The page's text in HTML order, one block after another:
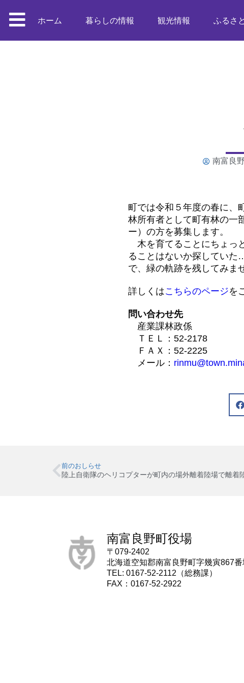
ホーム 暮らしの情報 観光情報 ふるさ
南富良
町では令和５年度の春に、
林所有者として町有林の一
ー）の方を募集します。
木を育てることにちょっ
ることはないか探してい
で、緑の軌跡を残してみま
詳しくはこちらのページを
問い合わせ先
産業課林政係
ＴＥＬ：52-2178
ＦＡＸ：52-2225
メール：
前のおしらせ
陸上自衛隊のヘリコプターが町内の場外離着陸場で離着
南富良野町役場
〒079-2402
北海道空知郡南富良野町字幾寅867番
TEL: 0167-52-2112（総務課）
FAX：0167-52-2922